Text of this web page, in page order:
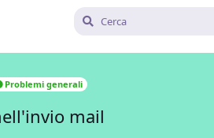
Problemi generali
mail